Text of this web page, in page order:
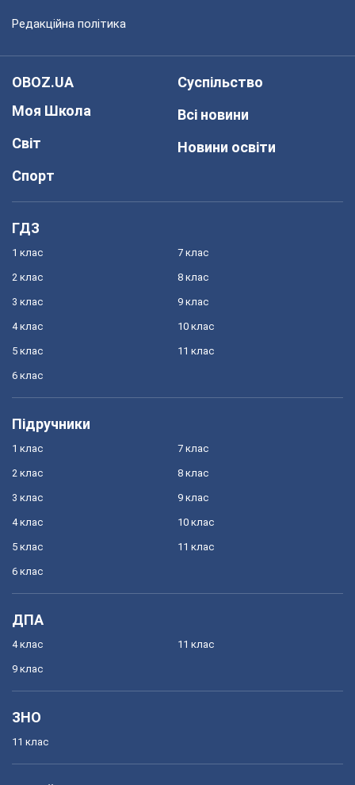
Редакційна політика
OBOZ.UA
Моя Школа
Світ
Спорт
Суспільство
Всі новини
Новини освіти
ГДЗ
1 клас
2 клас
3 клас
4 клас
5 клас
6 клас
7 клас
8 клас
9 клас
10 клас
11 клас
Підручники
1 клас
2 клас
3 клас
4 клас
5 клас
6 клас
7 клас
8 клас
9 клас
10 клас
11 клас
ДПА
4 клас
9 клас
11 клас
ЗНО
11 клас